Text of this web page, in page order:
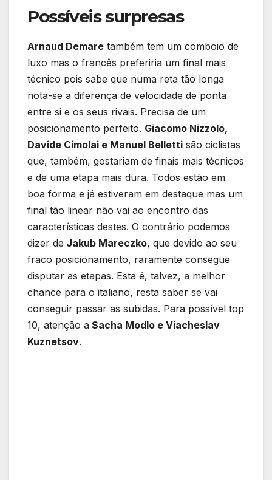
Possíveis surpresas
Arnaud Demare também tem um comboio de
luxo mas o francês preferiria um final mais
técnico pois sabe que numa reta tão longa
nota-se a diferença de velocidade de ponta
entre si e os seus rivais. Precisa de um
posicionamento perfeito. Giacomo Nizzolo,
Davide Cimolai e Manuel Belletti são ciclistas
que, também, gostariam de finais mais técnicos
e de uma etapa mais dura. Todos estão em
boa forma e já estiveram em destaque mas um
final tão linear não vai ao encontro das
características destes. O contrário podemos
dizer de Jakub Mareczko, que devido ao seu
fraco posicionamento, raramente consegue
disputar as etapas. Esta é, talvez, a melhor
chance para o italiano, resta saber se vai
conseguir passar as subidas. Para possível top
10, atenção a Sacha Modlo e Viacheslav
Kuznetsov.